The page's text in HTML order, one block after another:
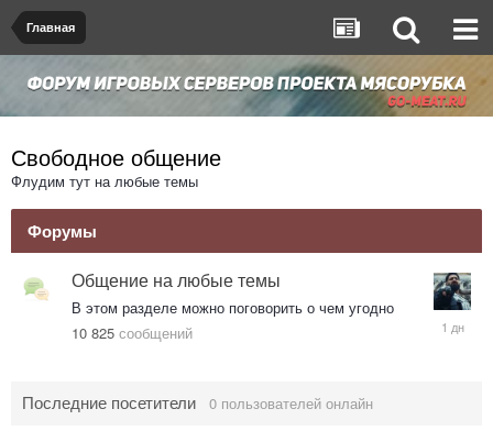
Главная
Свободное общение
Флудим тут на любые темы
Форумы
Общение на любые темы
В этом разделе можно поговорить о чем угодно
10 825 сообщений
Вчера
Последние посетители 0 пользователей онлайн